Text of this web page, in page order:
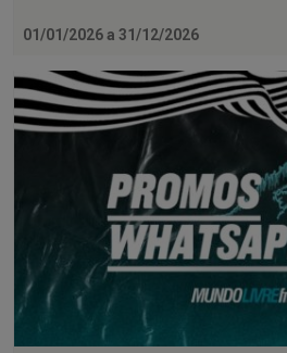
01/01/2026 a 31/12/2026